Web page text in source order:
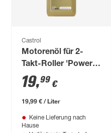
Castrol
Motorenöl für 2-
Takt-Roller 'Power1
Scooter 2T' 1 l
19,99 €
19,99 € / Liter
Keine Lieferung nach
Hause